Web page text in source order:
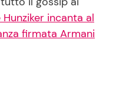
Hunziker incanta al
firmata Armani